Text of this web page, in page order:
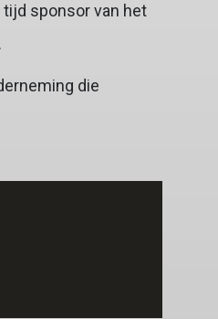
tijd sponsor van het
die